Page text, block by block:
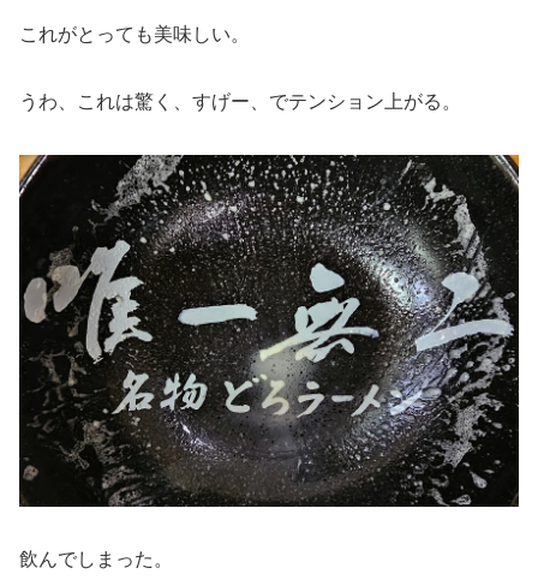
これがとっても美味しい。
うわ、これは驚く、すげー、でテンション上がる。
飲んでしまった。